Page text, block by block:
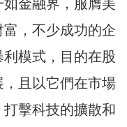
金融界，服膺美
，不少成功的企
模式，目的在股
且以它們在市場
擊科技的擴散和